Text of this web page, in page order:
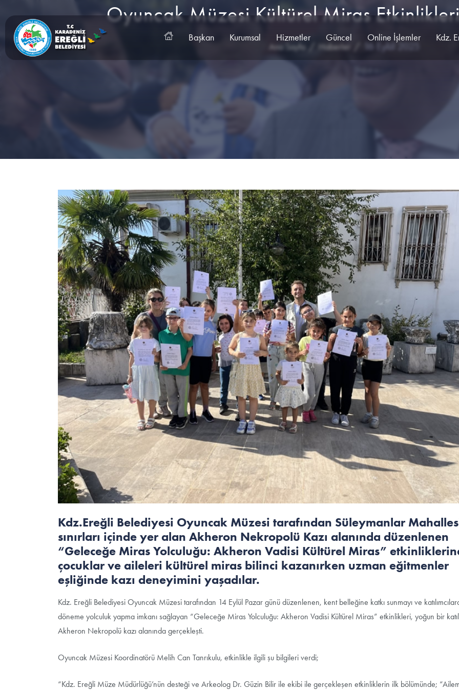
Başkan Kurumsal Hizmetler Güncel Online İşlemler Kdz.
Oyuncak Müzesi Kültürel Miras
Ana Sayfa Haberler 16 Eylül 2025
Kdz.Ereğli Belediyesi Oyuncak Müzesi tarafından Süleymanlar
sınırları içinde yer alan Akheron Nekropolü Kazı alanında düzenlenen
“Geleceğe Miras Yolculuğu: Akheron Vadisi Kültürel Miras”
çocuklar ve aileleri kültürel miras bilinci kazanırken uzman eğitmenler
eşliğinde kazı deneyimini yaşadılar.
Kdz. Ereğli Belediyesi Oyuncak Müzesi tarafından 14 Eylül Pazar günü düzenlenen, kent belleğine katkı sunmayı ve
döneme yolculuk yapma imkanı sağlayan “Geleceğe Miras Yolculuğu: Akheron Vadisi Kültürel Miras” etkinlikleri, yoğun bir
Akheron Nekropolü kazı alanında gerçekleşti.
Oyuncak Müzesi Koordinatörü Melih Can Tanrıkulu, etkinlikle ilgili şu bilgileri verdi;
“Kdz. Ereğli Müze Müdürlüğü’nün desteği ve Arkeolog Dr. Güzin Bilir ile ekibi ile gerçekleşen etkinliklerin ilk bölümünde;